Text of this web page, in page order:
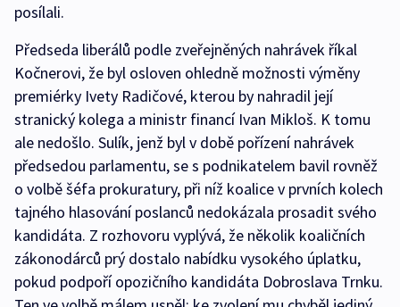
posílali.
Předseda liberálů podle zveřejněných nahrávek říkal
Kočnerovi, že byl osloven ohledně možnosti výměny
premiérky Ivety Radičové, kterou by nahradil její
stranický kolega a ministr financí Ivan Mikloš. K tomu
ale nedošlo. Sulík, jenž byl v době pořízení nahrávek
předsedou parlamentu, se s podnikatelem bavil rovněž
o volbě šéfa prokuratury, při níž koalice v prvních kolech
tajného hlasování poslanců nedokázala prosadit svého
kandidáta. Z rozhovoru vyplývá, že několik koaličních
zákonodárců prý dostalo nabídku vysokého úplatku,
pokud podpoří opozičního kandidáta Dobroslava Trnku.